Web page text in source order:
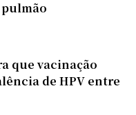
que vacinação
de HPV entre